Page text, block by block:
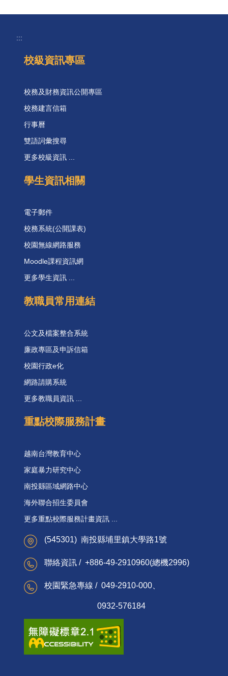
:::
校級資訊專區
校務及財務資訊公開專區
校務建言信箱
行事曆
雙語詞彙搜尋
更多校級資訊 ...
學生資訊相關
電子郵件
校務系統(公開課表)
校園無線網路服務
Moodle課程資訊網
更多學生資訊 ...
教職員常用連結
公文及檔案整合系統
廉政專區及申訴信箱
校園行政e化
網路請購系統
更多教職員資訊 ...
重點校際服務計畫
越南台灣教育中心
家庭暴力研究中心
南投縣區域網路中心
海外聯合招生委員會
更多重點校際服務計畫資訊 ...
(545301) 南投縣埔里鎮大學路1號
聯絡資訊 / +886-49-2910960(總機2996)
校園緊急專線 / 049-2910-000、
0932-576184